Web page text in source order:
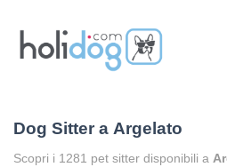
Dog Sitter a Argelato
Scopri i 1281 pet sitter disponibili a